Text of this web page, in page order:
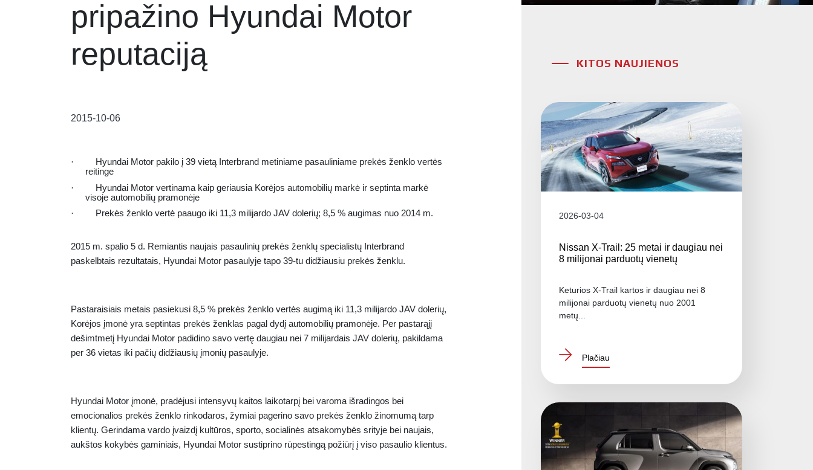
pripažino Hyundai Motor
reputaciją
2015-10-06
· Hyundai Motor pakilo į 39 vietą Interbrand metiniame pasauliniame prekės ženklo vertės
reitinge
·
Hyundai Motor vertinama kaip geriausia Korėjos automobilių markė ir septinta markė
visoje automobilių pramonėje
·
Prekės ženklo vertė paaugo iki 11,3 milijardo JAV dolerių; 8,5 % augimas nuo 2014 m.
2015 m. spalio 5 d. Remiantis naujais pasaulinių prekės ženklų specialistų Interbrand
paskelbtais rezultatais, Hyundai Motor pasaulyje tapo 39-tu didžiausiu prekės ženklu.
Pastaraisiais metais pasiekusi 8,5 % prekės ženklo vertės augimą iki 11,3 milijardo JAV dolerių,
Korėjos įmonė yra septintas prekės ženklas pagal dydį automobilių pramonėje. Per pastarąjį
dešimtmetį Hyundai Motor padidino savo vertę daugiau nei 7 milijardais JAV dolerių, pakildama
per 36 vietas iki pačių didžiausių įmonių pasaulyje.
Hyundai Motor įmonė, pradėjusi intensyvų kaitos laikotarpį bei varoma išradingos bei
emocionalios prekės ženklo rinkodaros, žymiai pagerino savo prekės ženklo žinomumą tarp
klientų. Gerindama vardo įvaizdį kultūros, sporto, socialinės atsakomybės srityje bei naujais,
aukštos kokybės gaminiais, Hyundai Motor sustiprino rūpestingą požiūrį į viso pasaulio klientus.
KITOS NAUJIENOS
2026-03-04
Nissan X-Trail: 25 metai ir daugiau nei
8 milijonai parduotų vienetų
Keturios X-Trail kartos ir daugiau nei 8
milijonai parduotų vienetų nuo 2001
metų...
Plačiau